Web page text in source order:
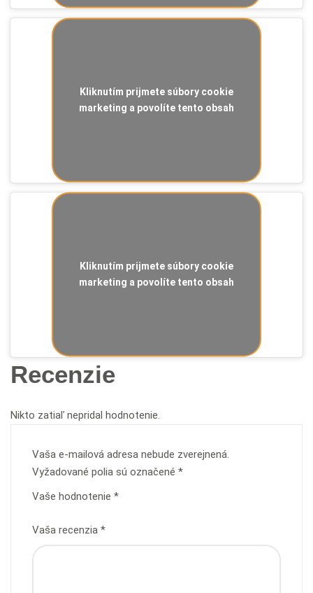
Kliknutím prijmete súbory cookie
marketing a povolíte tento obsah
Kliknutím prijmete súbory cookie
marketing a povolíte tento obsah
Recenzie
Nikto zatiaľ nepridal hodnotenie.
Vaša e-mailová adresa nebude zverejnená.
Vyžadované polia sú označené *
Vaše hodnotenie *
Vaša recenzia *